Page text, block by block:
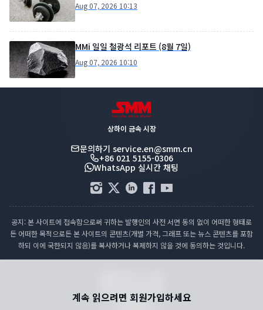
Aug 07, 2026 10:13
MMi 일일 철광석 리포트 (8월 7일)
Aug 07, 2026 10:10
계속 읽으려면 회원가입하세요
상하이 금속 시장
문의하기 service.en@smm.cn
+86 021 5155-0306
WhatsApp 실시간 채팅
공지: 본 사이트에 접속함으로써 귀하는 발행인의 사전 서면 동의 없이 어떠한 형태로
든 어떠한 목적으로든 본 사이트의 콘텐츠(개별 가격, 그래프 또는 뉴스 콘텐츠를 포함
하되 이에 국한되지 않음)를 복사하거나 복제하지 않을 것에 동의하는 것입니다.
개인정보 처리방침
이용약관